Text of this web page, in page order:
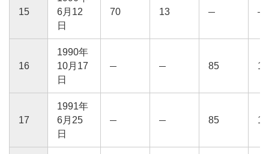
15
6月12
日
70 13
16
1990年
10月17
日
85 15
17
1991年
6月25
日
85 15